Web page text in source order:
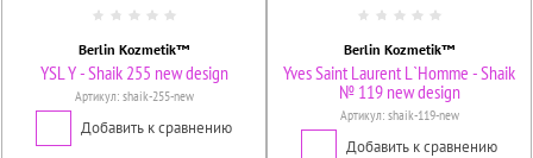
Berlin Kozmetik™
YSL Y - Shaik 255 new design
Артикул:shaik-255-new
Добавить к сравнению
Berlin Kozmetik™
Yves Saint Laurent L`Homme - Shaik
№ 119 new design
Артикул:shaik-119-new
Добавить к сравнению